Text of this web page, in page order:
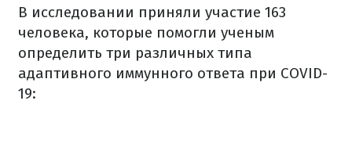
В исследовании приняли участие 163
человека, которые помогли ученым
определить три различных типа
адаптивного иммунного ответа при COVID-
19: